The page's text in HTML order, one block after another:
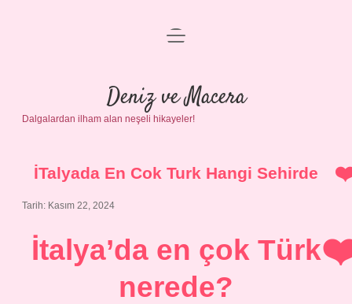
Anasayfa
Gizlilik Politikası
Yasal Uyarı
menüyü
Deniz ve Macera
Dalgalardan ilham alan neşeli hikayeler!
İTalyada En Cok Turk Hangi Sehirde
Tarih: Kasım 22, 2024
İtalya’da en çok Türk
nerede?